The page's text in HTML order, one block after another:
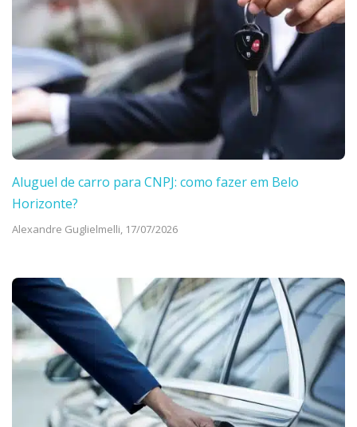
Aluguel de carro para CNPJ: como fazer em Belo
Horizonte?
Alexandre Guglielmelli, 17/07/2026